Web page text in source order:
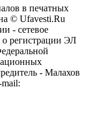
в печатных
© Ufavesti.Ru
- сетевое
регистрации ЭЛ
- Малахов